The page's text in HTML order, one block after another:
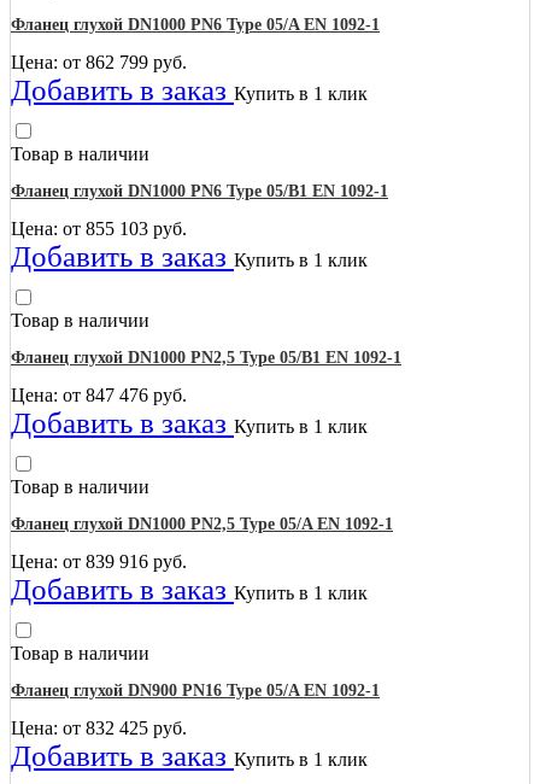
Фланец глухой DN1000 PN6 Type 05/A EN 1092-1
Цена: от 862 799 руб.
Добавить в заказ Купить в 1 клик
Товар в наличии
Фланец глухой DN1000 PN6 Type 05/B1 EN 1092-1
Цена: от 855 103 руб.
Добавить в заказ Купить в 1 клик
Товар в наличии
Фланец глухой DN1000 PN2,5 Type 05/B1 EN 1092-1
Цена: от 847 476 руб.
Добавить в заказ Купить в 1 клик
Товар в наличии
Фланец глухой DN1000 PN2,5 Type 05/A EN 1092-1
Цена: от 839 916 руб.
Добавить в заказ Купить в 1 клик
Товар в наличии
Фланец глухой DN900 PN16 Type 05/A EN 1092-1
Цена: от 832 425 руб.
Добавить в заказ Купить в 1 клик